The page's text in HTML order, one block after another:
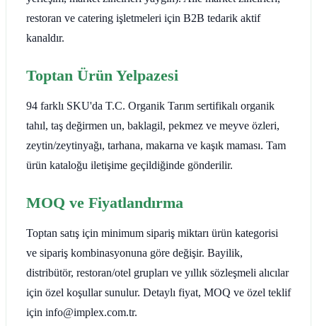
restoran ve catering işletmeleri için B2B tedarik aktif
kanaldır.
Toptan Ürün Yelpazesi
94 farklı SKU'da T.C. Organik Tarım sertifikalı organik
tahıl, taş değirmen un, baklagil, pekmez ve meyve özleri,
zeytin/zeytinyağı, tarhana, makarna ve kaşık maması. Tam
ürün kataloğu iletişime geçildiğinde gönderilir.
MOQ ve Fiyatlandırma
Toptan satış için minimum sipariş miktarı ürün kategorisi
ve sipariş kombinasyonuna göre değişir. Bayilik,
distribütör, restoran/otel grupları ve yıllık sözleşmeli alıcılar
için özel koşullar sunulur. Detaylı fiyat, MOQ ve özel teklif
için info@implex.com.tr.